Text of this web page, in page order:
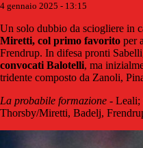
4 gennaio 2025 - 13:15
Un solo dubbio da sciogliere in
Miretti, col primo favorito per
Frendrup. In difesa pronti
convocati Balotelli, ma
tridente composto da Zanoli,
La probabile formazione - Leali;
Thorsby/Miretti, Badelj,